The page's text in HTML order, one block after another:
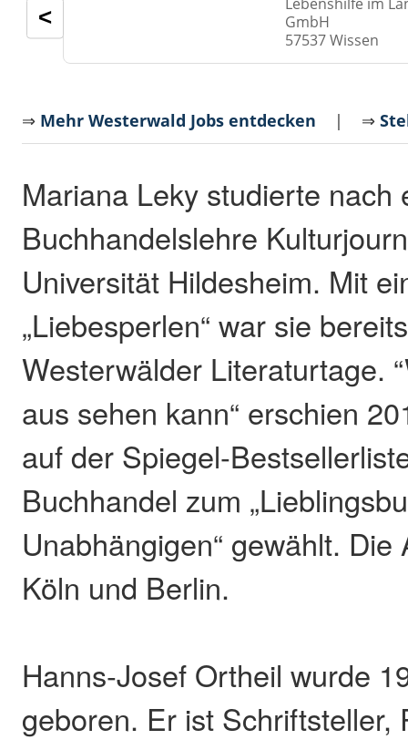
GmbH
57537 Wissen
<
⇒ Mehr Westerwald Jobs entdecken | ⇒
Mariana Leky studierte nach
Buchhandelslehre
Universität Hildesheim. Mit
„Liebesperlen“ war sie
Westerwälder Literaturtage.
aus sehen kann“ erschien
auf der Spiegel-
Buchhandel zum
Unabhängigen“ gewählt.
Köln und Berlin.
Hanns-Josef Ortheil wurde
geboren. Er ist Schriftsteller,